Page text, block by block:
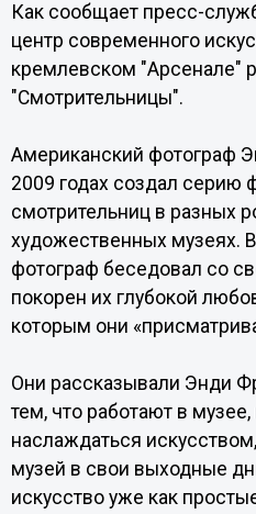
Как сообщает пресс-
центр современного
кремлевском "Арсенале"
"Смотрительницы".
Американский фотограф
2009 годах создал серию
смотрительниц в разных
художественных музеях.
фотограф беседовал со
покорен их глубокой
которым они
Они рассказывали Энди
тем, что работают в
наслаждаться
музей в свои выходные
искусство уже как